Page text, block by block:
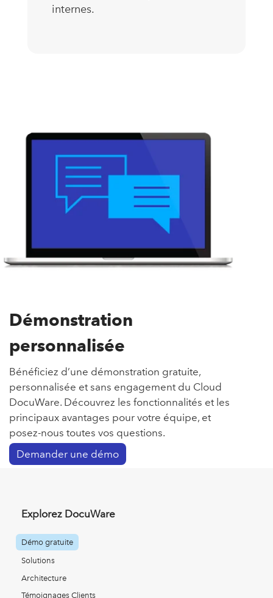
internes.
Démonstration
personnalisée
Bénéficiez d’une démonstration gratuite,
personnalisée et sans engagement du Cloud
DocuWare. Découvrez les fonctionnalités et les
principaux avantages pour votre équipe, et
posez-nous toutes vos questions.
Demander une démo
Explorez DocuWare
Démo gratuite
Solutions
Architecture
Témoignages Clients